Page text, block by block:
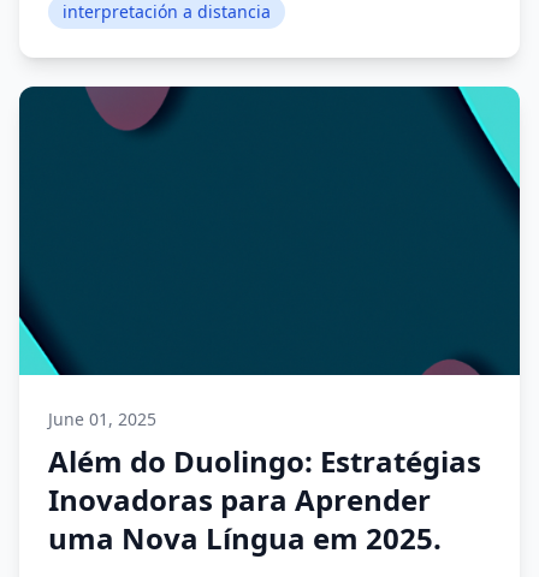
interpretación a distancia
June 01, 2025
Além do Duolingo: Estratégias
Inovadoras para Aprender
uma Nova Língua em 2025.